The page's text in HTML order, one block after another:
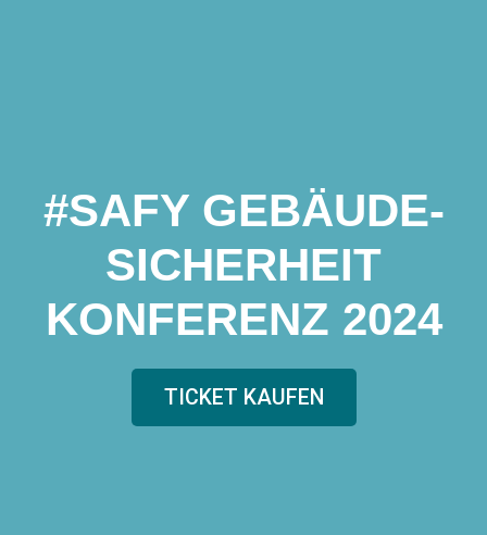
#SAFY GEBÄUDE-
SICHERHEIT
KONFERENZ 2024
TICKET KAUFEN